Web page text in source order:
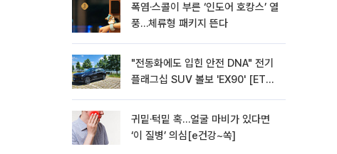
폭염·스콜이 부른 ‘인도어 호캉스’ 열
풍…체류형 패키지 뜬다
"전동화에도 입힌 안전 DNA" 전기
플래그십 SUV 볼보 'EX90' [ET의
귀밑·턱밑 혹…얼굴 마비가 있다면
‘이 질병’ 의심[e건강~쏙]